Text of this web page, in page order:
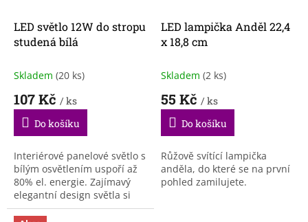
LED světlo 12W do stropu
studená bílá
Skladem (20 ks)
107 Kč / ks
Do košíku
Interiérové panelové světlo s
bílým osvětlením uspoří až
80% el. energie. Zajímavý
elegantní design světla si
zamilujete.
LED lampička Anděl 22,4
x 18,8 cm
Skladem (2 ks)
55 Kč / ks
Do košíku
Růžově svítící lampička
anděla, do které se na první
pohled zamilujete.